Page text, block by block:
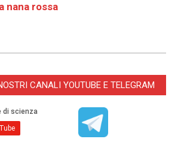
nana rossa
CANALI YOUTUBE E TELEGRAM